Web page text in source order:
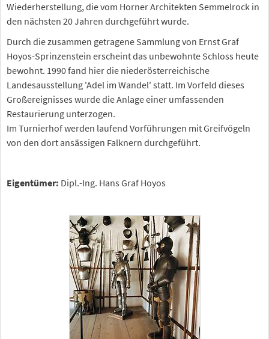
Wiederherstellung, die vom Horner Architekten Semmelrock in
den nächsten 20 Jahren durchgeführt wurde.
Durch die zusammen getragene Sammlung von Ernst Graf
Hoyos-Sprinzenstein erscheint das unbewohnte Schloss heute
bewohnt. 1990 fand hier die niederösterreichische
Landesausstellung 'Adel im Wandel' statt. Im Vorfeld dieses
Großereignisses wurde die Anlage einer umfassenden
Restaurierung unterzogen.
Im Turnierhof werden laufend Vorführungen mit Greifvögeln
von den dort ansässigen Falknern durchgeführt.
Eigentümer: Dipl.-Ing. Hans Graf Hoyos